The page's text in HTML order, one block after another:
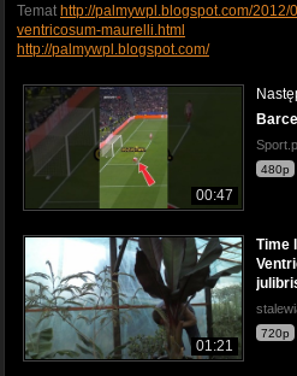
Temat http://palmywpl.blogspot.com/
ventricosum-maurelli.html
http://palmywpl.blogspot.com/
00:47
480p
01:21
Time
720p